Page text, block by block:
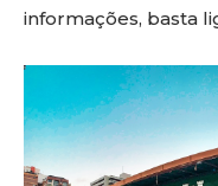
informações, basta